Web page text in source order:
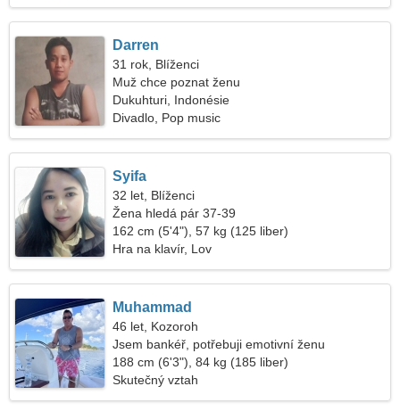
Darren
31 rok, Blíženci
Muž chce poznat ženu
Dukuhturi, Indonésie
Divadlo, Pop music
Syifa
32 let, Blíženci
Žena hledá pár 37-39
162 cm (5'4"), 57 kg (125 liber)
Hra na klavír, Lov
Muhammad
46 let, Kozoroh
Jsem bankéř, potřebuji emotivní ženu
188 cm (6'3"), 84 kg (185 liber)
Skutečný vztah